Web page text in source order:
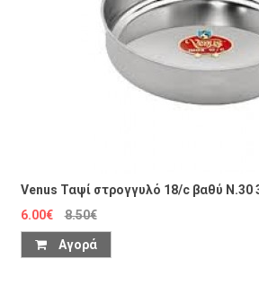
Venus Ταψί στρογγυλό 18/c βαθύ N.30
6.00€
8.50€
Αγορά